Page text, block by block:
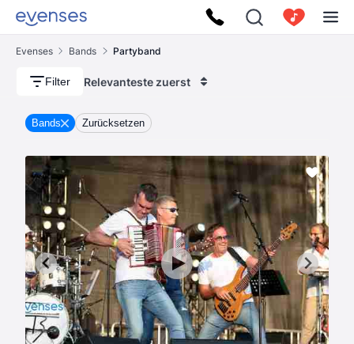
Evenses Bands Partyband
Filter Relevanteste zuerst
Bands Zurücksetzen